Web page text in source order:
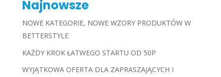
Najnowsze
NOWE KATEGORIE, NOWE WZORY PRODUKTÓW W
BETTERSTYLE
KAŻDY KROK ŁATWEGO STARTU OD 50P
WYJĄTKOWA OFERTA DLA ZAPRASZAJĄCYCH I